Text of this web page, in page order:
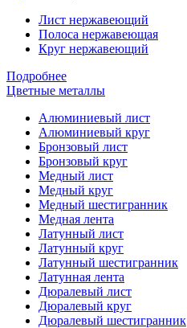
Лист нержавеющий
Полоса нержавеющая
Круг нержавеющий
Подробнее
Цветные металлы
Алюминиевый лист
Алюминиевый круг
Бронзовый лист
Бронзовый круг
Медный лист
Медный круг
Медный шестигранник
Медная лента
Латунный лист
Латунный круг
Латунный шестигранник
Латунная лента
Дюралевый лист
Дюралевый круг
Дюралевый шестигранник